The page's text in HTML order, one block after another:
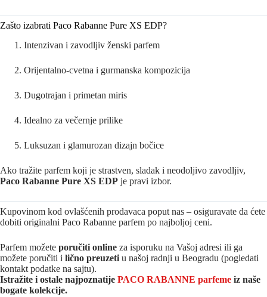
Zašto izabrati Paco Rabanne Pure XS EDP?
Intenzivan i zavodljiv ženski parfem
Orijentalno-cvetna i gurmanska kompozicija
Dugotrajan i primetan miris
Idealno za večernje prilike
Luksuzan i glamurozan dizajn bočice
Ako tražite parfem koji je strastven, sladak i neodoljivo zavodljiv,
Paco Rabanne Pure XS EDP je pravi izbor.
Kupovinom kod ovlašćenih prodavaca poput nas – osiguravate da ćete
dobiti originalni Paco Rabanne parfem po najboljoj ceni.
Parfem možete poručiti online za isporuku na Vašoj adresi ili ga
možete poručiti i lično preuzeti u našoj radnji u Beogradu (pogledati
kontakt podatke na sajtu).
Istražite i ostale najpoznatije PACO RABANNE parfeme iz naše
bogate kolekcije.